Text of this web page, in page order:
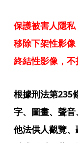
保護被害人隱
移除下架性影
終結性影像，
根據刑法第235
字、圖畫、聲
他法供人觀覽